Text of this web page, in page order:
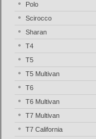
Polo
Scirocco
Sharan
T4
T5
T5 Multivan
T6
T6 Multivan
T7 Multivan
T7 California